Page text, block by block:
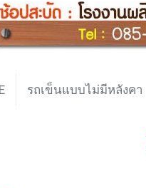
รถเข็นแบบไม่มีหลังคา